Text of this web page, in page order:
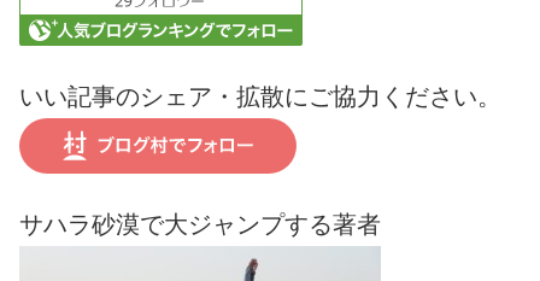
いい記事のシェア・拡散にご協力ください。
サハラ砂漠で大ジャンプする著者